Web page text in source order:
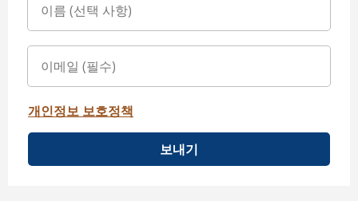
개인정보 보호정책
보내기